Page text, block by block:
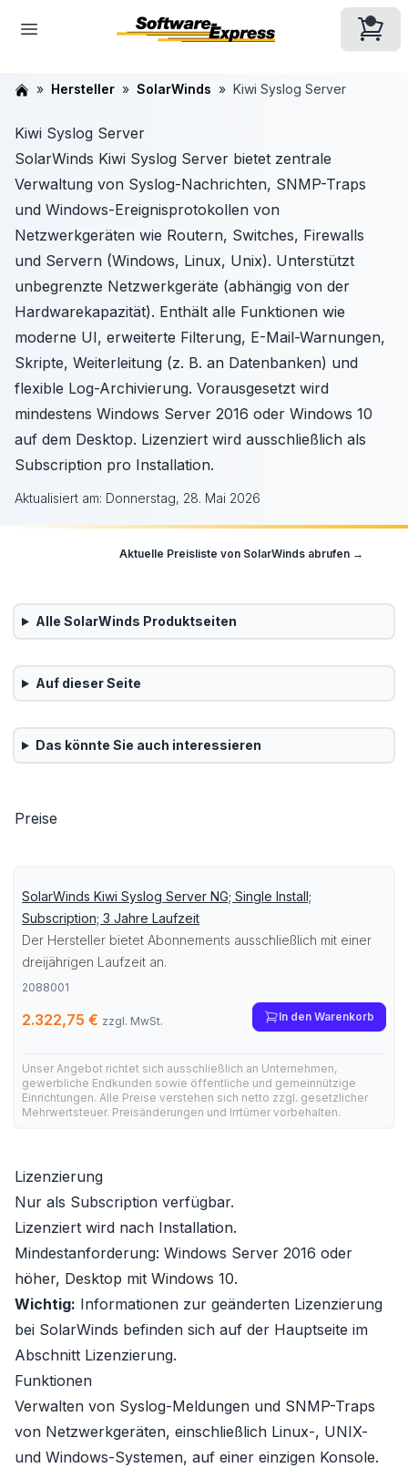
Hersteller SolarWinds Kiwi Syslog Server
Kiwi Syslog Server
SolarWinds Kiwi Syslog Server bietet zentrale
Verwaltung von Syslog-Nachrichten, SNMP-Traps
und Windows-Ereignisprotokollen von
Netzwerkgeräten wie Routern, Switches, Firewalls
und Servern (Windows, Linux, Unix). Unterstützt
unbegrenzte Netzwerkgeräte (abhängig von der
Hardwarekapazität). Enthält alle Funktionen wie
moderne UI, erweiterte Filterung, E-Mail-Warnungen,
Skripte, Weiterleitung (z. B. an Datenbanken) und
flexible Log-Archivierung. Vorausgesetzt wird
mindestens Windows Server 2016 oder Windows 10
auf dem Desktop. Lizenziert wird ausschließlich als
Subscription pro Installation.
Aktualisiert am: Donnerstag, 28. Mai 2026
Aktuelle Preisliste von SolarWinds abrufen →
Alle SolarWinds Produktseiten
Auf dieser Seite
Das könnte Sie auch interessieren
Preise
SolarWinds Kiwi Syslog Server NG; Single Install;
Subscription; 3 Jahre Laufzeit
Der Hersteller bietet Abonnements ausschließlich mit einer
dreijährigen Laufzeit an.
2088001
2.322,75 € zzgl. MwSt. In den Warenkorb
Unser Angebot richtet sich ausschließlich an Unternehmen,
gewerbliche Endkunden sowie öffentliche und gemeinnützige
Einrichtungen. Alle Preise verstehen sich netto zzgl. gesetzlicher
Mehrwertsteuer. Preisänderungen und Irrtümer vorbehalten.
Lizenzierung
Nur als Subscription verfügbar.
Lizenziert wird nach Installation.
Mindestanforderung: Windows Server 2016 oder
höher, Desktop mit Windows 10.
Wichtig: Informationen zur geänderten Lizenzierung
bei SolarWinds befinden sich auf der Hauptseite im
Abschnitt Lizenzierung.
Funktionen
Verwalten von Syslog-Meldungen und SNMP-Traps
von Netzwerkgeräten, einschließlich Linux-, UNIX-
und Windows-Systemen, auf einer einzigen Konsole.